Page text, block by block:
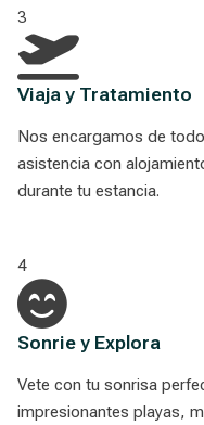
3
Viaja y Tratamiento
Nos encargamos de
asistencia con
durante tu estancia.
4
Sonrie y Explora
Vete con tu sonrisa
impresionantes playas,